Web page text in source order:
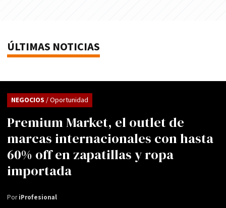
ÚLTIMAS NOTICIAS
Premium Market, el outlet de
marcas internacionales con hasta
60% off en zapatillas y ropa
importada
NEGOCIOS / Oportunidad
PoriProfesional